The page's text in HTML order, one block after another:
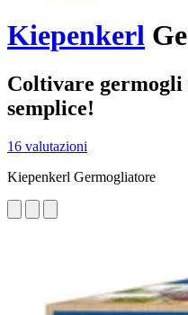
Kiepenkerl
Coltivare germogli
semplice!
16 valutazioni
Kiepenkerl Germogliatore